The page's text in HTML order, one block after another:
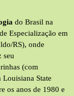
do Brasil na
Especialização em
RS), onde
seu
(com
State
os anos de 1980 e